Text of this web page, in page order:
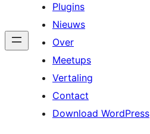
Plugins
Nieuws
Over
Meetups
Vertaling
Contact
Download WordPress